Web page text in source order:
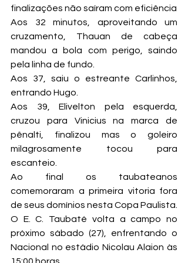
finalizações não saíram com eficiência
Aos 32 minutos, aproveitando um
cruzamento, Thauan de cabeça
mandou a bola com perigo, saindo
pela linha de fundo.
Aos 37, saiu o estreante Carlinhos,
entrando Hugo.
Aos 39, Elivelton pela esquerda,
cruzou para Vinicius na marca de
pênalti, finalizou mas o goleiro
milagrosamente tocou para
escanteio.
Ao final os taubateanos
comemoraram a primeira vitoria fora
de seus domínios nesta Copa Paulista.
O E. C. Taubaté volta a campo no
próximo sábado (27), enfrentando o
Nacional no estádio Nicolau Alaion às